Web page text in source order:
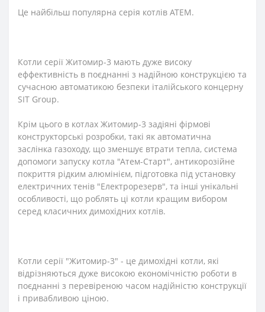
Це найбільш популярна серія котлів АТЕМ.
Котли серії Житомир-3 мають дуже високу
еффективність в поєднанні з надійною конструкцією та
сучасною автоматикою безпеки італійського концерну
SIT Group.
Крім цього в котлах Житомир-3 задіяні фірмові
конструкторські розробки, такі як автоматична
заслінка газоходу, що зменшує втрати тепла, система
допомоги запуску котла "Атем-Старт", антикорозійне
покриття рідким алюмінієм, підготовка під установку
електричних тенів "Електрорезерв", та інші унікальні
особливості, що роблять ці котли кращим вибором
серед класичних димохідних котлів.
Котли серії "Житомир-3" - це димохідні котли, які
відрізняються дуже високою економічністю роботи в
поєднанні з перевіреною часом надійністю конструкції
і привабливою ціною.